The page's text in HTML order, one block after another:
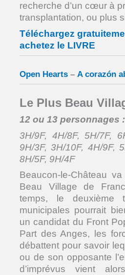
recherche d’un cœur à
transplantation, ou plus
Téléchargez
achetez le LIVRE
Open Hearts – A corazón
Le Plus Beau
12 ou 13 personnages :
3H/9F, 4H/8F, 5H/7F,
9H/3F, 3H/10F, 4H/9F,
8H/5F, 9H/4F
Beaucon-le-Château
Beau Village de
temps, le deuxième
municipales pourrait
un candidat du Front
Part des Anges, les
débattent pour savoir
ou de son opposante
d’imprévus vient